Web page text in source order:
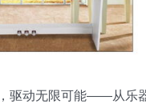
驱动无限可能——从乐